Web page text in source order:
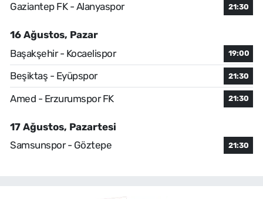
Gaziantep FK - Alanyaspor 21:30
16 Ağustos, Pazar
Başakşehir - Kocaelispor
19:00
Beşiktaş - Eyüpspor 21:30
Amed - Erzurumspor FK 21:30
17 Ağustos, Pazartesi
Samsunspor - Göztepe
21:30